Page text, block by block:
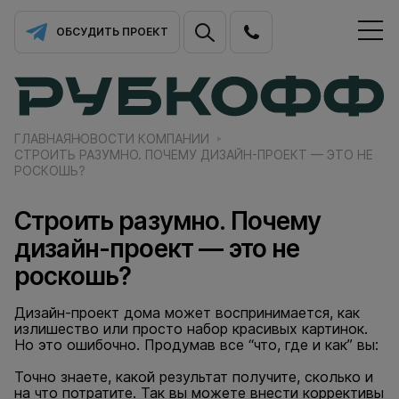
ОБСУДИТЬ ПРОЕКТ
ГЛАВНАЯНОВОСТИ КОМПАНИИ
СТРОИТЬ РАЗУМНО. ПОЧЕМУ ДИЗАЙН-ПРОЕКТ — ЭТО НЕ
РОСКОШЬ?
Строить разумно. Почему
дизайн-проект — это не
роскошь?
Дизайн-проект дома может воспринимается, как
излишество или просто набор красивых картинок.
Но это ошибочно. Продумав все “что, где и как” вы:
Точно знаете, какой результат получите, сколько и
на что потратите. Так вы можете внести коррективы